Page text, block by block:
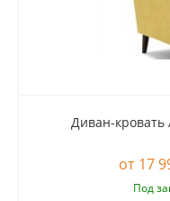
Диван-
17
Под